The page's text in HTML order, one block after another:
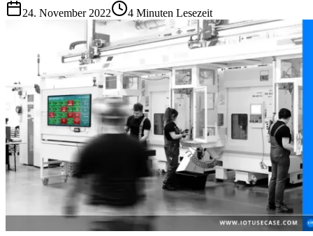
24. November 2022
4 Minuten Lesezeit